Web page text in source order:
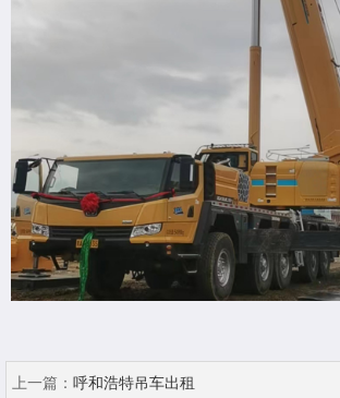
上一篇： 呼和浩特吊车出租